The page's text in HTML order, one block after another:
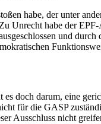
habe, der unter
Unrecht habe der
und durch
es doch darum, eine
für die GASP
Ausschluss nicht